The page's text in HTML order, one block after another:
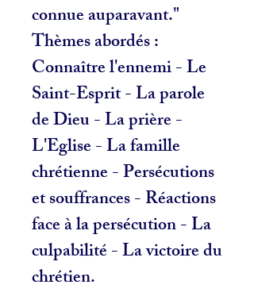
connue auparavant."
Thèmes abordés :
Connaître l'ennemi - Le
Saint-Esprit - La parole
de Dieu - La prière -
L'Eglise - La famille
chrétienne - Persécutions
et souffrances - Réactions
face à la persécution - La
culpabilité - La victoire du
chrétien.